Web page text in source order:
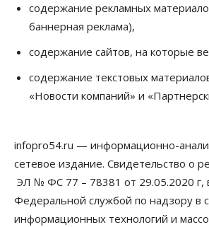
Бизнес Недвижимость Общество
Росреестр назвал
06 Августа 2026, 12:00
Телекоммуникации
В 16 населённых пунктах
Бизнес Право&Порядок
Злоумышленники
новосибирские компании через
почту
06 Августа 2026, 11:00
содержание рекламных
баннерная реклама),
содержание сайтов, на которые
содержание текстовых
«Новости компаний» и
infopro54.ru — информационно-
сетевое издание. Свидетельство о
ЭЛ № ФС 77 – 78381 от 29.05.2020 г,
Федеральной службой по надзору в
информационных технологий и